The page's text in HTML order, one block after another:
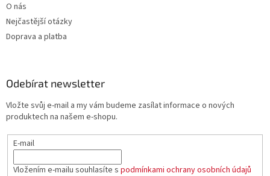
O nás
Nejčastější otázky
Doprava a platba
Odebírat newsletter
Vložte svůj e-mail a my vám budeme zasílat informace o nových
produktech na našem e-shopu.
E-mail
Vložením e-mailu souhlasíte s podmínkami ochrany osobních údajů